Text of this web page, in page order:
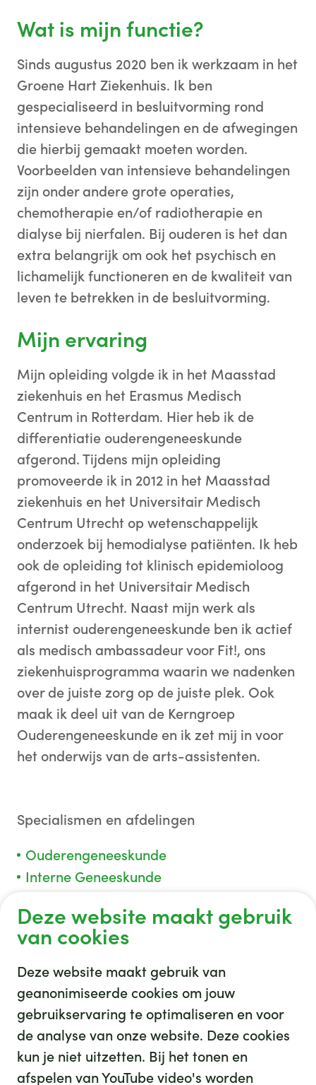
Wat is mijn functie?
Sinds augustus 2020 ben ik werkzaam in het
Groene Hart Ziekenhuis. Ik ben
gespecialiseerd in besluitvorming rond
intensieve behandelingen en de afwegingen
die hierbij gemaakt moeten worden.
Voorbeelden van intensieve behandelingen
zijn onder andere grote operaties,
chemotherapie en/of radiotherapie en
dialyse bij nierfalen. Bij ouderen is het dan
extra belangrijk om ook het psychisch en
lichamelijk functioneren en de kwaliteit van
leven te betrekken in de besluitvorming.
Mijn ervaring
Mijn opleiding volgde ik in het Maasstad
ziekenhuis en het Erasmus Medisch
Centrum in Rotterdam. Hier heb ik de
differentiatie ouderengeneeskunde
afgerond. Tijdens mijn opleiding
promoveerde ik in 2012 in het Maasstad
ziekenhuis en het Universitair Medisch
Centrum Utrecht op wetenschappelijk
onderzoek bij hemodialyse patiënten. Ik heb
ook de opleiding tot klinisch epidemioloog
afgerond in het Universitair Medisch
Centrum Utrecht. Naast mijn werk als
internist ouderengeneeskunde ben ik actief
als medisch ambassadeur voor Fit!, ons
ziekenhuisprogramma waarin we nadenken
over de juiste zorg op de juiste plek. Ook
maak ik deel uit van de Kerngroep
Ouderengeneeskunde en ik zet mij in voor
het onderwijs van de arts-assistenten.
Specialismen en afdelingen
Ouderengeneeskunde
Interne Geneeskunde
Deze website maakt gebruik
van cookies
Deze website maakt gebruik van
geanonimiseerde cookies om jouw
gebruikservaring te optimaliseren en voor
de analyse van onze website. Deze cookies
kun je niet uitzetten. Bij het tonen en
afspelen van YouTube video's worden
GHZ